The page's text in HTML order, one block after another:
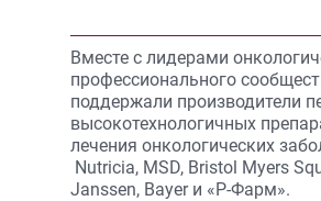
Вместе с лидерами
профессионального
поддержали производители
высокотехнологичных
лечения онкологических
Nutricia, MSD, Bristol Myers
Janssen, Bayer и «Р-Фарм».